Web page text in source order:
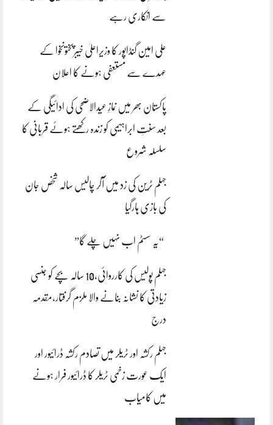
سے انکاری رہے
علی امین گنڈاپور کا وزیراعلیٰ خیبرپختونخوا کے
عہدے سے مستعفی ہونے کا اعلان
پاکستان بھر میں نمازِ عیدالاضحی کی ادائیگی کے
بعد سنتِ ابراہیمی کو زندہ رکھتے ہوئے قربانی کا
سلسلہ شروع
جہلم ٹرین کی زد میں آکر چالیس سالہ شخص جان
کی بازی ہارگیا
“یہ سسٹم اب نہیں چلے گا”
جہلم پولیس کی کارروائی،10 سالہ بچے کو جنسی
زیادتی کا نشانہ بنانے والا ملزم گرفتار،مقدمہ
درج
جہلم رکشہ اور ٹریلر میں تصادم رکشہ ڈرائیور اور
ایک عورت زخمی ٹریلر کا ڈرائیور فرار ہونے
میں کامیاب